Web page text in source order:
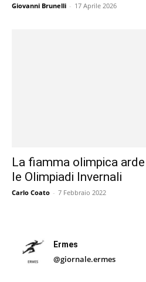
Giovanni Brunelli - 17 Aprile 2026
La fiamma olimpica
le Olimpiadi Invernali
Carlo Coato - 7 Febbraio 2022
Ermes
@giornale.ermes